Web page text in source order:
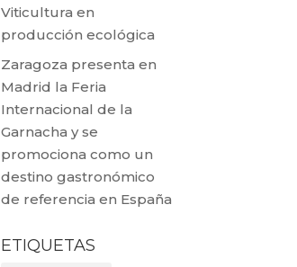
Viticultura en
producción ecológica
Zaragoza presenta en
Madrid la Feria
Internacional de la
Garnacha y se
promociona como un
destino gastronómico
de referencia en España
ETIQUETAS